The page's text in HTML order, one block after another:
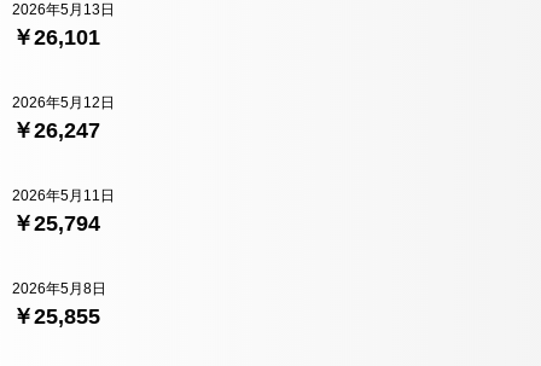
￥26,101
2026年5月13日
￥26,247
2026年5月12日
￥25,794
2026年5月11日
￥25,855
2026年5月8日